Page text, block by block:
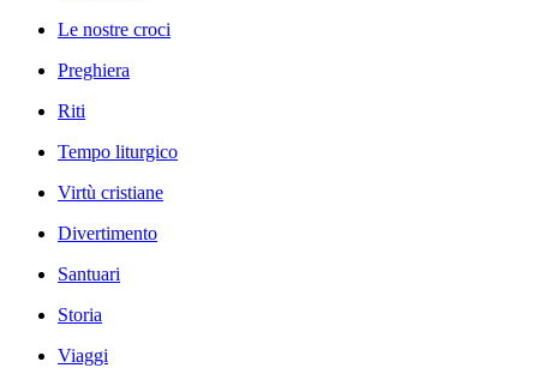
Le nostre croci
Preghiera
Riti
Tempo liturgico
Virtù cristiane
Divertimento
Santuari
Storia
Viaggi